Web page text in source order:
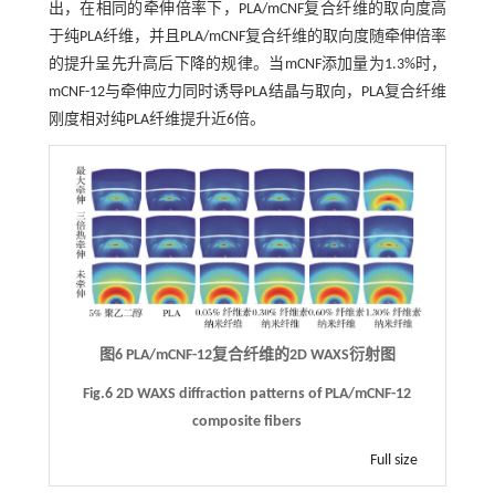
出，在相同的牵伸倍率下，PLA/mCNF复合纤维的取向度高
于纯PLA纤维，并且PLA/mCNF复合纤维的取向度随牵伸倍率
的提升呈先升高后下降的规律。当mCNF添加量为1.3%时，
mCNF-12与牵伸应力同时诱导PLA结晶与取向，PLA复合纤维
刚度相对纯PLA纤维提升近6倍。
图6 PLA/mCNF-12复合纤维的2D WAXS衍射图
Fig.6 2D WAXS diffraction patterns of PLA/mCNF-12
composite fibers
Full size